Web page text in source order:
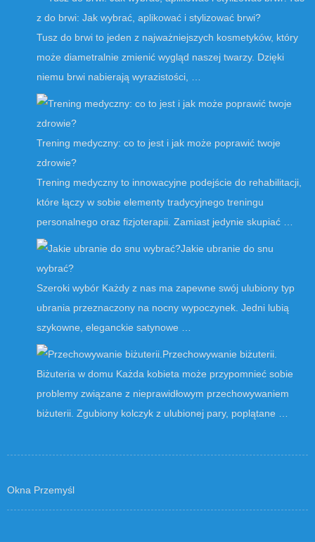
z do brwi: Jak wybrać, aplikować i stylizować brwi?
Tusz do brwi to jeden z najważniejszych kosmetyków, który
może diametralnie zmienić wygląd naszej twarzy. Dzięki
niemu brwi nabierają wyrazistości, …
Trening medyczny: co to jest i jak może poprawić twoje
zdrowie?
Trening medyczny to innowacyjne podejście do rehabilitacji,
które łączy w sobie elementy tradycyjnego treningu
personalnego oraz fizjoterapii. Zamiast jedynie skupiać …
Jakie ubranie do snu
wybrać?
Szeroki wybór Każdy z nas ma zapewne swój ulubiony typ
ubrania przeznaczony na nocny wypoczynek. Jedni lubią
szykowne, eleganckie satynowe …
Przechowywanie biżuterii.
Biżuteria w domu Każda kobieta może przypomnieć sobie
problemy związane z nieprawidłowym przechowywaniem
biżuterii. Zgubiony kolczyk z ulubionej pary, poplątane …
Okna Przemyśl